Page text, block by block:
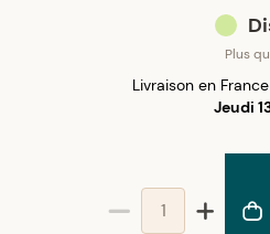
Plus
Livraison en
Jeudi